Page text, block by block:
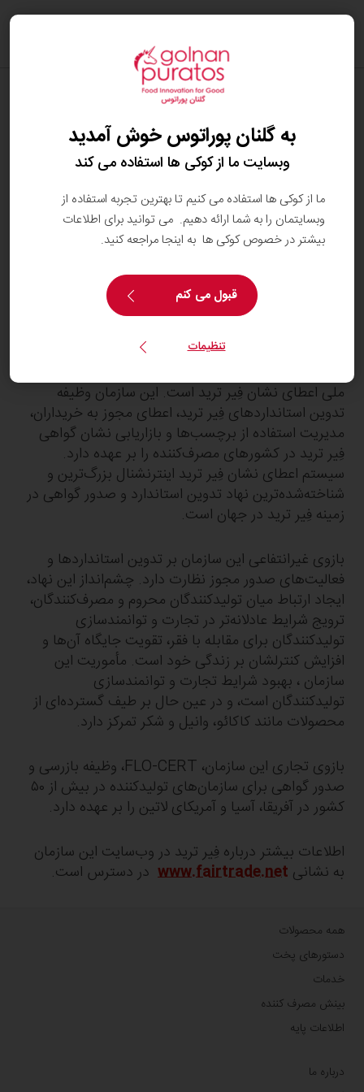
شکلات تجارت عادلانه چیست؟
1. شکلات تجارت عادلانه، شکلاتی است که تهیه و
تولید آن با رعایت سه اصل توسعه پایدار انجام می‌شود:
انسان، محیط زیست و اقتصاد. به‌عبارت دیگر:
احترام به انسان: از کشاورزان تا کارکنان کارخانه‌ها
حفاظت از محیط زیست: از مزارع تا محل‌های تولید
مسئولیت اقتصادی: از پرداخت منصفانه به
کشاورزان تا فراهم کردن شرایط کاری مناسب برای
ملی اعطای نشان فِیر ترید است. این سازمان وظیفه
تدوین استانداردهای فِیر ترید، اعطای مجوز به خریداران،
مدیریت استفاده از برچسب‌ها و بازاریابی نشان گواهی
فِیر ترید در کشورهای مصرف‌کننده را بر عهده دارد.
سیستم اعطای نشان فِیر ترید اینترنشنال بزرگ‌ترین و
شناخته‌شده‌ترین نهاد تدوین استاندارد و صدور گواهی در
زمینه فِیر ترید در جهان است.
بازوی غیرانتفاعی این سازمان بر تدوین استانداردها و
فعالیت‌های صدور مجوز نظارت دارد. چشم‌انداز این نهاد،
ایجاد ارتباط میان تولیدکنندگان محروم و مصرف‌کنندگان،
ترویج شرایط عادلانه‌تر در تجارت و توانمندسازی
تولیدکنندگان برای مقابله با فقر، تقویت جایگاه آن‌ها و
افزایش کنترلشان بر زندگی خود است. مأموریت این
سازمان ، بهبود شرایط تجارت و توانمندسازی
تولیدکنندگان است، و در عین حال بر طیف گسترده‌ای از
محصولات مانند کاکائو، وانیل و شکر تمرکز دارد.
بازوی تجاری این سازمان، FLO-CERT، وظیفه بازرسی و
صدور گواهی برای سازمان‌های تولیدکننده در بیش از ۵۰
کشور در آفریقا، آسیا و آمریکای لاتین را بر عهده دارد.
اطلاعات بیشتر درباره فِیر ترید در وب‌سایت این سازمان
به نشانی www.fairtrade.net در دسترس است.
به گلنان پوراتوس خوش آمدید
وبسایت ما از کوکی ها استفاده می کند
ما از کوکی ها استفاده می کنیم تا بهترین تجربه استفاده از
وبسایتمان را به شما ارائه دهیم. می توانید برای اطلاعات
بیشتر در خصوص کوکی ها به اینجا مراجعه کنید.
قبول می کنم
تنظیمات
همه محصولات
دستورهای پخت
خدمات
بینش مصرف کننده
اطلاعات پایه
درباره ما